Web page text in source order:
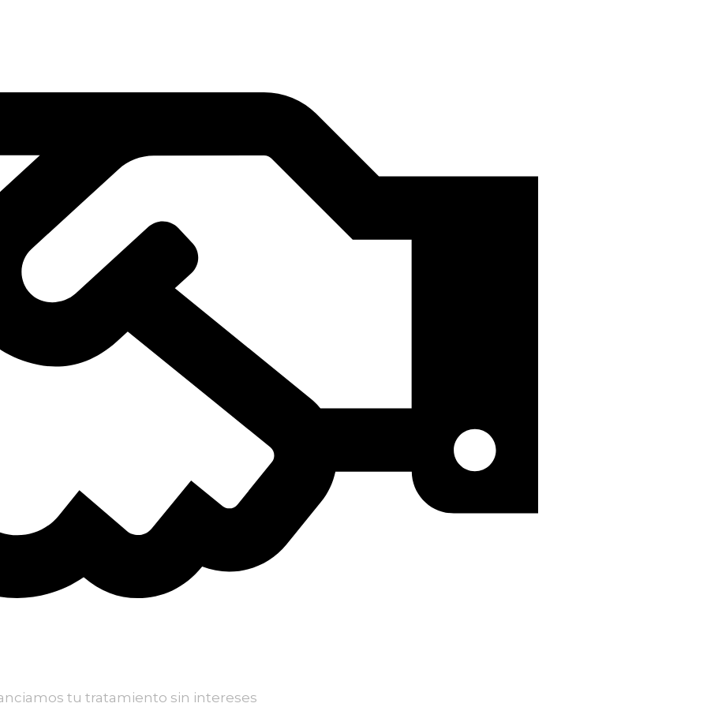
tu tratamiento sin intereses